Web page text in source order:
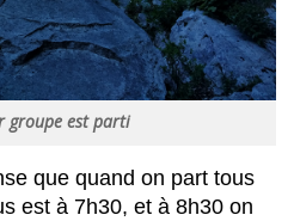
groupe est parti
que quand on part tous
est à 7h30, et à 8h30 on